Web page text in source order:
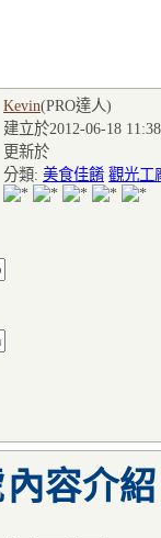
Kevin(PRO達人)
建立於2012-06-18
更新於
分類: 美食佳餚 觀光工
內容介紹